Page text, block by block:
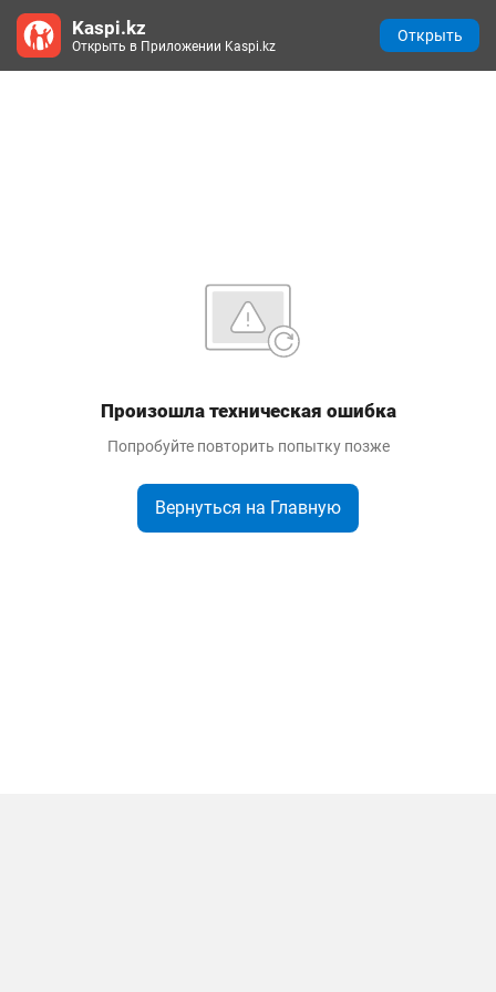
Произошла техническая ошибка
Попробуйте повторить попытку позже
Вернуться на Главную
Kaspi.kz
Открыть в Приложении Kaspi.kz
Открыть